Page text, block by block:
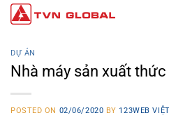
Skip
DỰ ÁN
Nhà máy sản xuất
POSTED ON 02/06/2020 BY 123WEB